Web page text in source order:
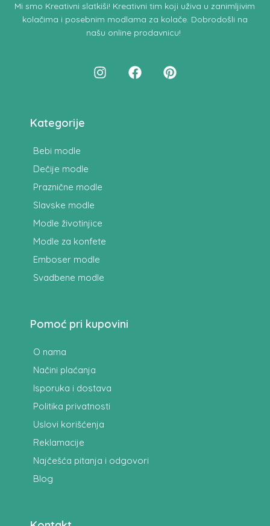
Mi smo Kreativni slatkiši! Kreativni tim koji uživa u zanimljivim
kolačima i posebnim modlama za kolače. Dobrodošli na
našu online prodavnicu!
Kategorije
Bebi modle
Dečije modle
Praznične modle
Slavske modle
Modle životinjice
Modle za konfete
Emboser modle
Svadbene modle
Pomoć pri kupovini
O nama
Načini plaćanja
Isporuka i dostava
Politika privatnosti
Uslovi korišćenja
Reklamacije
Najčešća pitanja i odgovori
Blog